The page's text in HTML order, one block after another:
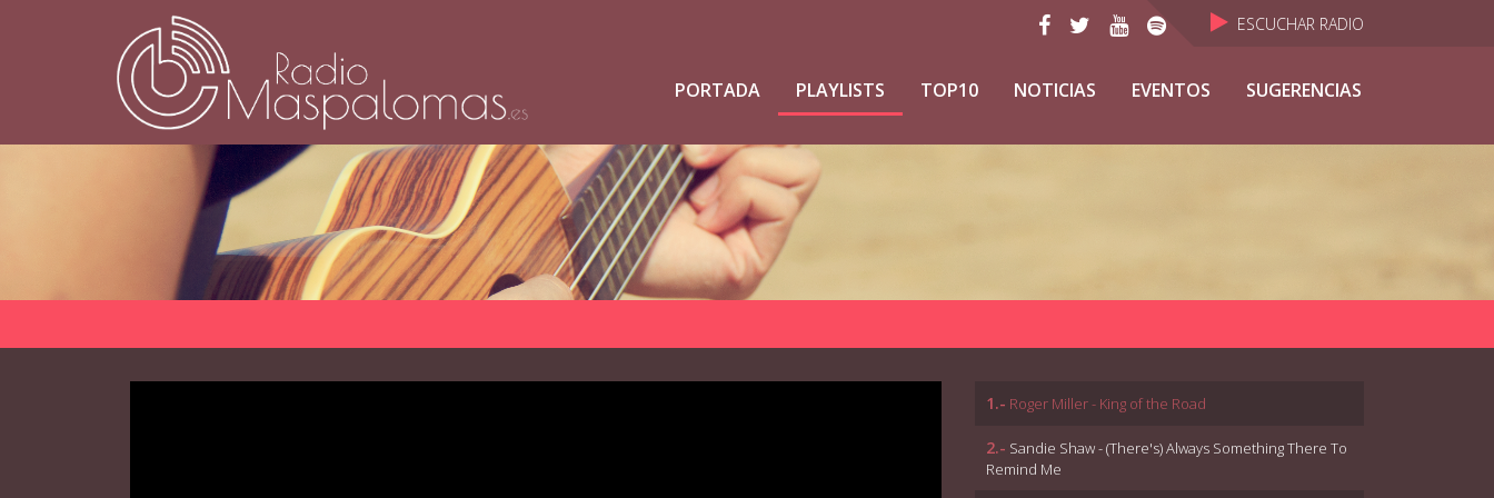
ESCUCHAR RADIO
PORTADA PLAYLISTS TOP10 NOTICIAS EVENTOS SUGERENCIAS
1.- Roger Miller - King of the Road
2.- Sandie Shaw - (There's) Always Something There To
Remind Me